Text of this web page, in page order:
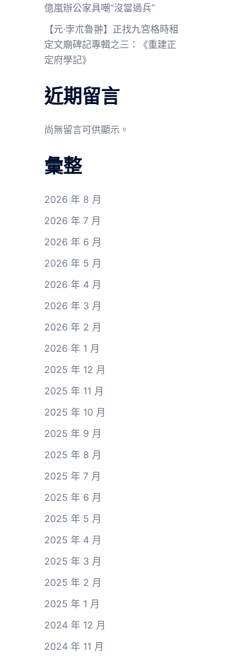
億嵐辦公家具嘲“沒當過兵”
【元·孛朮魯翀】正找九宮格時租
定文廟碑記專輯之三：《重建正
定府學記》
近期留言
尚無留言可供顯示。
彙整
2026 年 8 月
2026 年 7 月
2026 年 6 月
2026 年 5 月
2026 年 4 月
2026 年 3 月
2026 年 2 月
2026 年 1 月
2025 年 12 月
2025 年 11 月
2025 年 10 月
2025 年 9 月
2025 年 8 月
2025 年 7 月
2025 年 6 月
2025 年 5 月
2025 年 4 月
2025 年 3 月
2025 年 2 月
2025 年 1 月
2024 年 12 月
2024 年 11 月